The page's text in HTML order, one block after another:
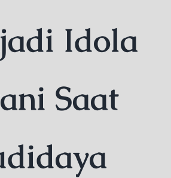
Idola
Saat